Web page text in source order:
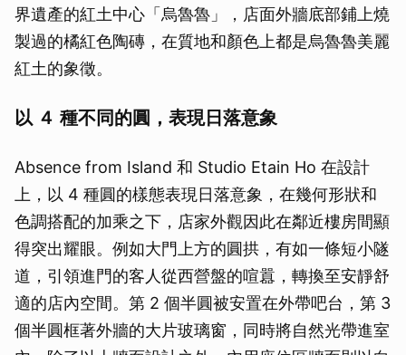
界遺產的紅土中心「烏魯魯」，店面外牆底部鋪上燒
製過的橘紅色陶磚，在質地和顏色上都是烏魯魯美麗
紅土的象徵。
以 ４ 種不同的圓，表現日落意象
Absence from Island 和 Studio Etain Ho 在設計
上，以 4 種圓的樣態表現日落意象，在幾何形狀和
色調搭配的加乘之下，店家外觀因此在鄰近樓房間顯
得突出耀眼。例如大門上方的圓拱，有如一條短小隧
道，引領進門的客人從西營盤的喧囂，轉換至安靜舒
適的店內空間。第 2 個半圓被安置在外帶吧台，第 3
個半圓框著外牆的大片玻璃窗，同時將自然光帶進室